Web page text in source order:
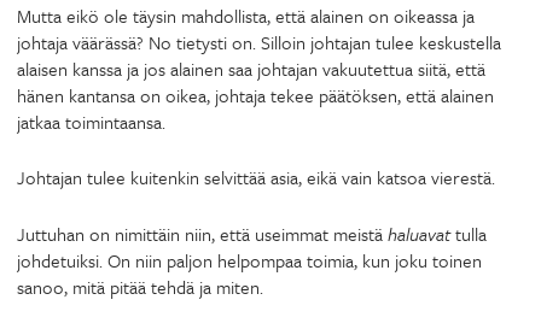
Mutta eikö ole täysin mahdollista, että alainen on oikeassa ja
johtaja väärässä? No tietysti on. Silloin johtajan tulee keskustella
alaisen kanssa ja jos alainen saa johtajan vakuutettua siitä, että
hänen kantansa on oikea, johtaja tekee päätöksen, että alainen
jatkaa toimintaansa.
Johtajan tulee kuitenkin selvittää asia, eikä vain katsoa vierestä.
Juttuhan on nimittäin niin, että useimmat meistähaluavattulla
johdetuiksi. On niin paljon helpompaa toimia, kun joku toinen
sanoo, mitä pitää tehdä ja miten.